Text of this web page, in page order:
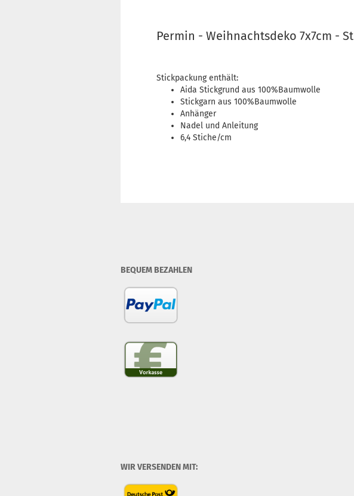
Permin - Weihnachtsdeko 7x7cm -
Stickpackung enthält:
Aida Stickgrund aus 100%Baumwolle
Stickgarn aus 100%Baumwolle
Anhänger
Nadel und Anleitung
6,4 Stiche/cm
BEQUEM BEZAHLEN
WIR VERSENDEN MIT: